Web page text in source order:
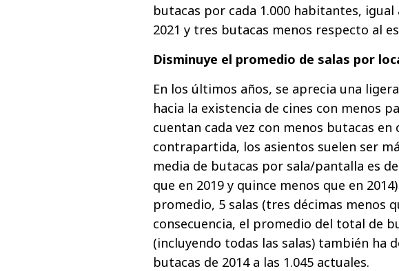
butacas por cada 1.000 habitantes,
2021 y tres butacas menos respecto al
Disminuye el promedio de salas por
En los últimos años, se aprecia una
hacia la existencia de cines con menos
cuentan cada vez con menos butacas en
contrapartida, los asientos suelen ser
media de butacas por sala/pantalla es
que en 2019 y quince menos que en
promedio, 5 salas (tres décimas menos
consecuencia, el promedio del total de
(incluyendo todas las salas) también ha
butacas de 2014 a las 1.045 actuales.